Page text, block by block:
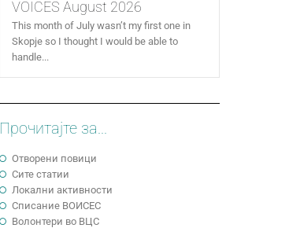
VOICES August 2026
This month of July wasn’t my first one in
Skopje so I thought I would be able to
handle...
Прочитајте за...
Отворени повици
Сите статии
Локални активности
Cписание ВОИСЕС
Волонтери во ВЦС